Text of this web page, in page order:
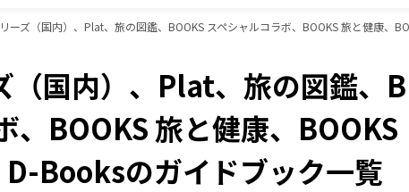
ーズ（国内）、Plat、旅の図鑑、BOOKS スペシャルコラボ、BOOKS 旅と健康、
（国内）、Plat、旅の図鑑、B
、BOOKS 旅と健康、BOOKS
Booksのガイドブック一覧